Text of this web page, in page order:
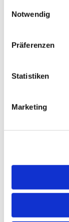
Notwendig
Präferenzen
Statistiken
Marketing